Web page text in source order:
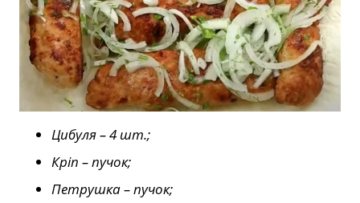
Цибуля – 4 шт.;
Кріп – пучок;
Петрушка – пучок;